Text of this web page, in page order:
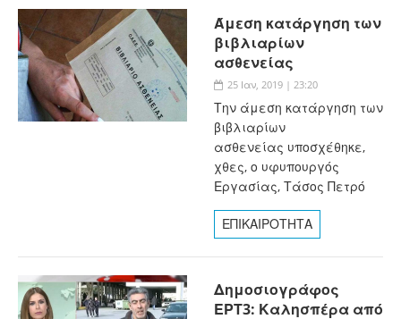
Άμεση κατάργηση των
βιβλιαρίων
ασθενείας
25 Ιαν, 2019 | 23:20
Την άμεση κατάργηση των
βιβλιαρίων
ασθενείας υποσχέθηκε,
χθες, ο υφυπουργός
Εργασίας, Τάσος Πετρό
ΕΠΙΚΑΙΡΟΤΗΤΑ
Δημοσιογράφος
ΕΡΤ3: Καλησπέρα από